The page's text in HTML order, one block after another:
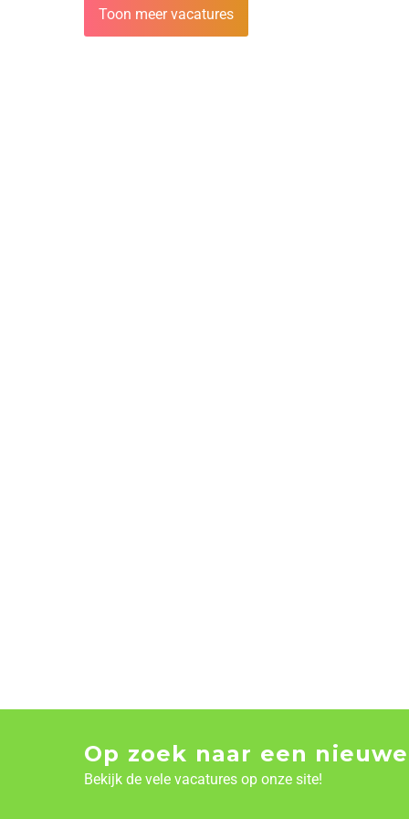
Toon meer vacatures
Op zoek naar een
Bekijk de vele vacatures op onze site!